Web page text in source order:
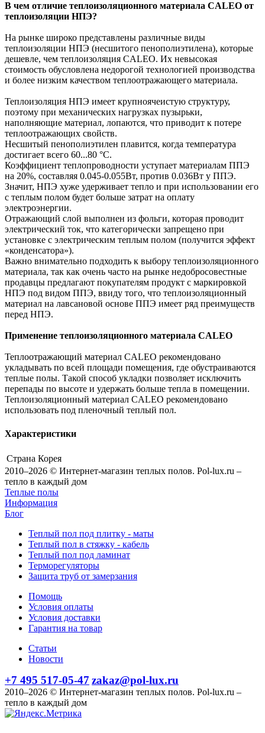
В чем отличие теплоизоляционного материала CALEO от
теплоизоляции НПЭ?
На рынке широко представлены различные виды
теплоизоляции НПЭ (несшитого пенополиэтилена), которые
дешевле, чем теплоизоляция CALEO. Их невысокая
стоимость обусловлена недорогой технологией производства
и более низким качеством теплоотражающего материала.
Теплоизоляция НПЭ имеет крупноячеистую структуру,
поэтому при механических нагрузках пузырьки,
наполняющие материал, лопаются, что приводит к потере
теплоотражающих свойств.
Несшитый пенополиэтилен плавится, когда температура
достигает всего 60...80 °С.
Коэффициент теплопроводности уступает материалам ППЭ
на 20%, составляя 0.045-0.055Вт, против 0.036Вт у ППЭ.
Значит, НПЭ хуже удерживает тепло и при использовании его
с теплым полом будет больше затрат на оплату
электроэнергии.
Отражающий слой выполнен из фольги, которая проводит
электрический ток, что категорически запрещено при
установке с электрическим теплым полом (получится эффект
«конденсатора»).
Важно внимательно подходить к выбору теплоизоляционного
материала, так как очень часто на рынке недобросовестные
продавцы предлагают покупателям продукт с маркировкой
НПЭ под видом ППЭ, ввиду того, что теплоизоляционный
материал на лавсановой основе ППЭ имеет ряд преимуществ
перед НПЭ.
Применение теплоизоляционного материала CALEO
Теплоотражающий материал CALEO рекомендовано
укладывать по всей площади помещения, где обустраиваются
теплые полы. Такой способ укладки позволяет исключить
перепады по высоте и удержать больше тепла в помещении.
Теплоизоляционный материал CALEO рекомендовано
использовать под пленочный теплый пол.
Характеристики
Страна Корея
2010–2026 © Интернет-магазин теплых полов. Pol-lux.ru –
тепло в каждый дом
Теплые полы
Информация
Блог
Теплый пол под плитку - маты
Теплый пол в стяжку - кабель
Теплый пол под ламинат
Терморегуляторы
Защита труб от замерзания
Помощь
Условия оплаты
Условия доставки
Гарантия на товар
Статьи
Новости
+7 495 517-05-47 zakaz@pol-lux.ru
2010–2026 © Интернет-магазин теплых полов. Pol-lux.ru –
тепло в каждый дом